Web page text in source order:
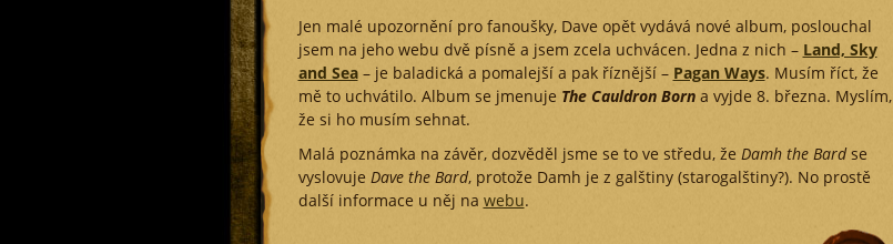
Jen malé upozornění pro fanoušky, Dave opět vydává nové album, poslouchal
jsem na jeho webu dvě písně a jsem zcela uchvácen. Jedna z nich – Land, Sky
and Sea– je baladická a pomalejší a pak říznější – Pagan Ways. Musím říct, že
mě to uchvátilo. Album se jmenuje The Cauldron Borna vyjde 8. března. Myslím,
že si ho musím sehnat.
Malá poznámka na závěr, dozvěděl jsme se to ve středu, že Damh the Bardse
vyslovuje Dave the Bard, protože Damh je z galštiny (starogalštiny?). No prostě
další informace u něj na webu.